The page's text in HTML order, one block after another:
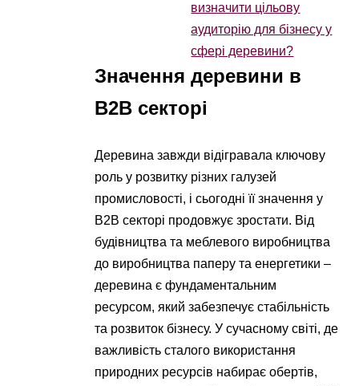
визначити цільову
аудиторію для бізнесу у
сфері деревини?
Значення деревини в
B2B секторі
Деревина завжди відігравала ключову
роль у розвитку різних галузей
промисловості, і сьогодні її значення у
B2B секторі продовжує зростати. Від
будівництва та меблевого виробництва
до виробництва паперу та енергетики –
деревина є фундаментальним
ресурсом, який забезпечує стабільність
та розвиток бізнесу. У сучасному світі, де
важливість сталого використання
природних ресурсів набирає обертів,